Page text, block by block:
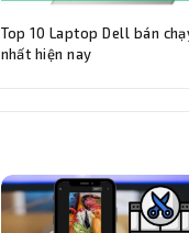
Top 10 Laptop Dell bán
nhất hiện nay